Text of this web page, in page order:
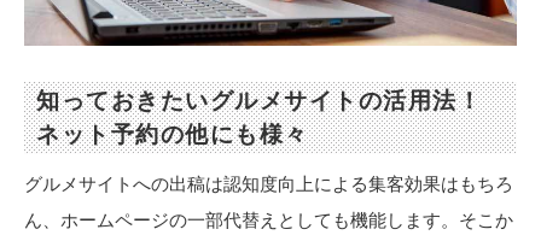
知っておきたいグルメサイトの活用法！
ネット予約の他にも様々
グルメサイトへの出稿は認知度向上による集客効果はもちろ
ん、ホームページの一部代替えとしても機能します。そこか